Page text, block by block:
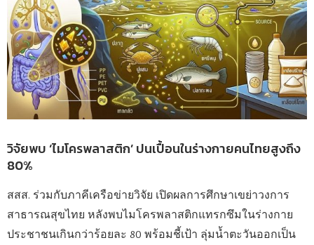
วิจัยพบ ‘ไมโครพลาสติก’ ปนเปื้อนในร่างกายคนไทยสูงถึง
80%
สสส. ร่วมกับภาคีเครือข่ายวิจัย เปิดผลการศึกษาเขย่าวงการ
สาธารณสุขไทย หลังพบไมโครพลาสติกแทรกซึมในร่างกาย
ประชาชนเกินกว่าร้อยละ 80 พร้อมชี้เป้า ลุ่มน้ำตะวันออกเป็น